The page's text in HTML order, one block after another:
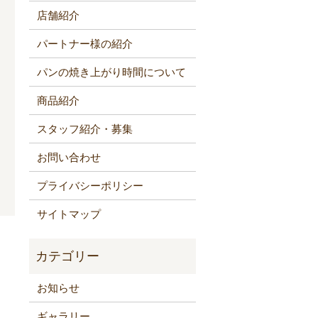
店舗紹介
パートナー様の紹介
パンの焼き上がり時間について
商品紹介
スタッフ紹介・募集
お問い合わせ
プライバシーポリシー
サイトマップ
お知らせ